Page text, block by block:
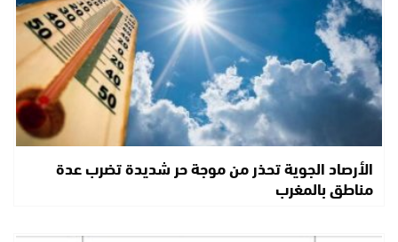
الأرصاد الجوية تحذر من موجة حر شديدة تضرب عدة
مناطق بالمغرب